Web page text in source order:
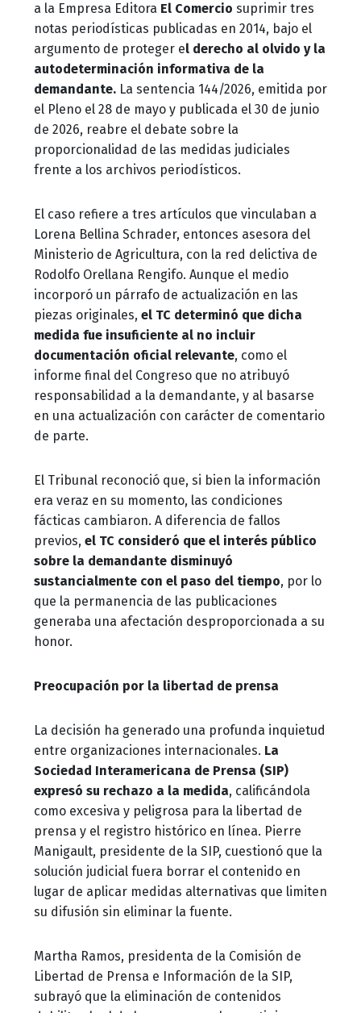
a la Empresa Editora El Comercio suprimir tres
notas periodísticas publicadas en 2014, bajo el
argumento de proteger el derecho al olvido y la
autodeterminación informativa de la
demandante. La sentencia 144/2026, emitida por
el Pleno el 28 de mayo y publicada el 30 de junio
de 2026, reabre el debate sobre la
proporcionalidad de las medidas judiciales
frente a los archivos periodísticos.
El caso refiere a tres artículos que vinculaban a
Lorena Bellina Schrader, entonces asesora del
Ministerio de Agricultura, con la red delictiva de
Rodolfo Orellana Rengifo. Aunque el medio
incorporó un párrafo de actualización en las
piezas originales, el TC determinó que dicha
medida fue insuficiente al no incluir
documentación oficial relevante, como el
informe final del Congreso que no atribuyó
responsabilidad a la demandante, y al basarse
en una actualización con carácter de comentario
de parte.
El Tribunal reconoció que, si bien la información
era veraz en su momento, las condiciones
fácticas cambiaron. A diferencia de fallos
previos, el TC consideró que el interés público
sobre la demandante disminuyó
sustancialmente con el paso del tiempo, por lo
que la permanencia de las publicaciones
generaba una afectación desproporcionada a su
honor.
Preocupación por la libertad de prensa
La decisión ha generado una profunda inquietud
entre organizaciones internacionales. La
Sociedad Interamericana de Prensa (SIP)
expresó su rechazo a la medida, calificándola
como excesiva y peligrosa para la libertad de
prensa y el registro histórico en línea. Pierre
Manigault, presidente de la SIP, cuestionó que la
solución judicial fuera borrar el contenido en
lugar de aplicar medidas alternativas que limiten
su difusión sin eliminar la fuente.
Martha Ramos, presidenta de la Comisión de
Libertad de Prensa e Información de la SIP,
subrayó que la eliminación de contenidos